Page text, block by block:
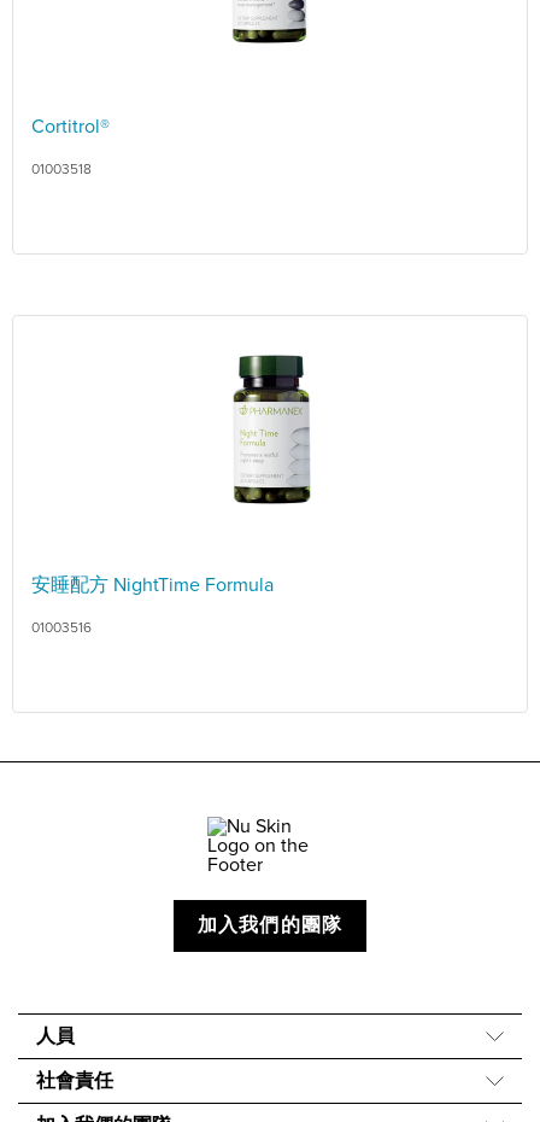
Cortitrol®
01003518
安睡配方 NightTime Formula
01003516
加入我們的團隊
人員
關於我們
我們的故事
社會責任
Force for Good